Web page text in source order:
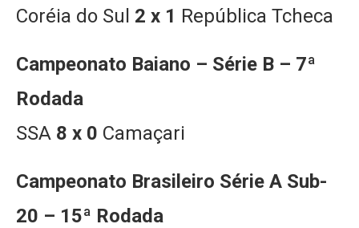
Coréia do Sul 2 x 1 República Tcheca
Campeonato Baiano – Série B – 7ª
Rodada
SSA 8 x 0 Camaçari
Campeonato Brasileiro Série A Sub-
20 – 15ª Rodada